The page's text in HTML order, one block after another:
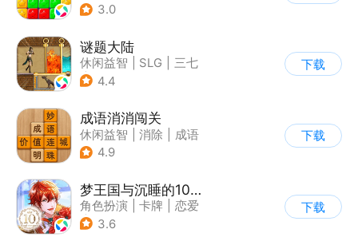
3.0
谜题大陆
休闲益智 SLG
三七
| 策略
4.4
下载
成语消消闯关
休闲益智 消除
成语
4.9
下载
梦王国与沉睡的100王子
角色扮演 卡牌
恋爱
| 乙女
3.6
下载